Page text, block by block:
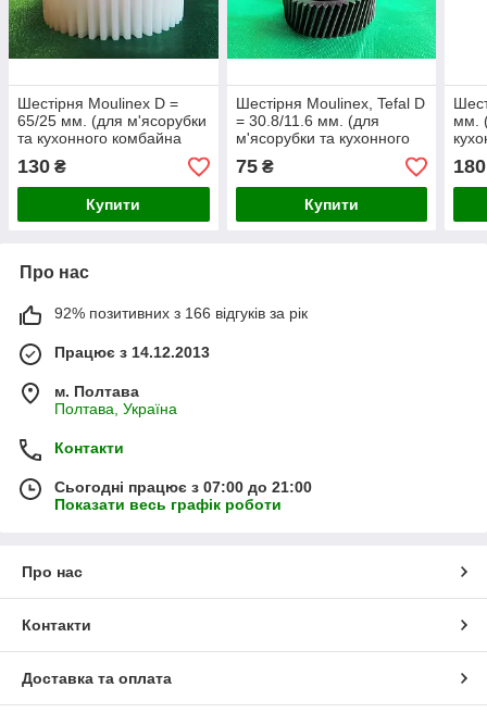
Шестірня Moulinex D =
65/25 мм. (для м'ясорубки
та кухонного комбайна
130 ₴
Купити
Шестірня Moulinex, Tefal D
= 30.8/11.6 мм. (для
м'ясорубки та кухонного
Тефаль)
75₴
Купити
мм.
180
Про нас
92% позитивних з 166 відгуків за рік
Працює з 14.12.2013
м. Полтава
Полтава, Україна
Контакти
Сьогодні працює з 07:00 до 21:00
Показати весь графік роботи
Про нас
Контакти
Доставка та оплата